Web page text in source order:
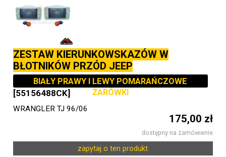
ZESTAW KIERUNKOWSKAZÓW W
BŁOTNIKÓW PRZÓD JEEP
BIAŁY PRAWY I LEWY POMARAŃCZOWE
ŻARÓWKI
[55156488CK]
WRANGLER TJ 96/06
175,00 zł
dostępny na zamówienie
zapytaj o ten produkt